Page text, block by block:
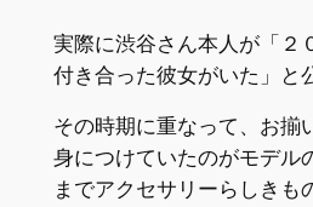
実際に渋谷さん本人が「２
付き合った彼女がいた」と
その時期に重なって、お揃
身につけていたのがモデル
までアクセサリーらしきも